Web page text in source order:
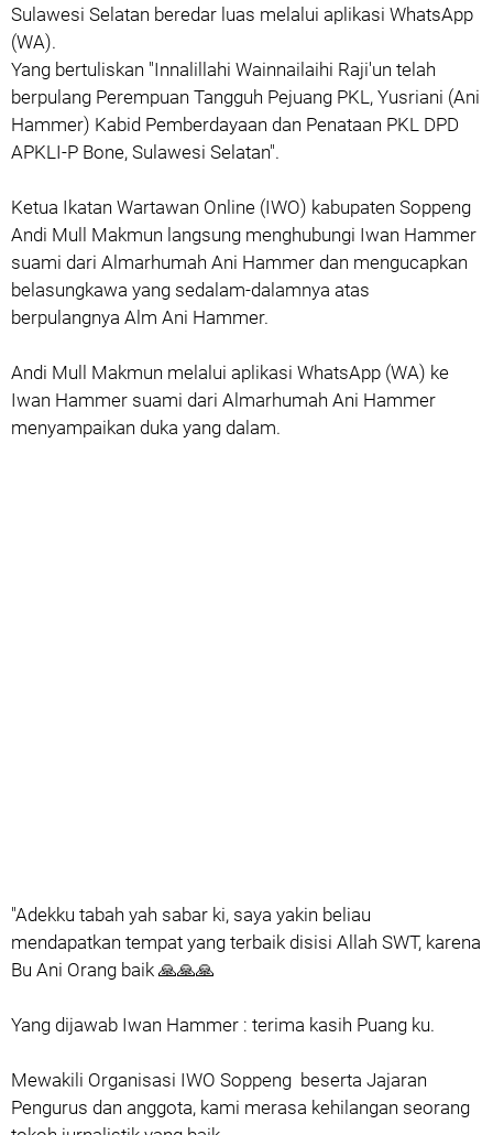
Sulawesi Selatan beredar luas melalui aplikasi WhatsApp
(WA).
Yang bertuliskan "Innalillahi Wainnailaihi Raji'un telah
berpulang Perempuan Tangguh Pejuang PKL, Yusriani (Ani
Hammer) Kabid Pemberdayaan dan Penataan PKL DPD
APKLI-P Bone, Sulawesi Selatan".
Ketua Ikatan Wartawan Online (IWO) kabupaten Soppeng
Andi Mull Makmun langsung menghubungi Iwan Hammer
suami dari Almarhumah Ani Hammer dan mengucapkan
belasungkawa yang sedalam-dalamnya atas
berpulangnya Alm Ani Hammer.
Andi Mull Makmun melalui aplikasi WhatsApp (WA) ke
Iwan Hammer suami dari Almarhumah Ani Hammer
menyampaikan duka yang dalam.
"Adekku tabah yah sabar ki, saya yakin beliau
mendapatkan tempat yang terbaik disisi Allah SWT, karena
Bu Ani Orang baik 🙏🙏🙏
Yang dijawab Iwan Hammer : terima kasih Puang ku.
Mewakili Organisasi IWO Soppeng beserta Jajaran
Pengurus dan anggota, kami merasa kehilangan seorang